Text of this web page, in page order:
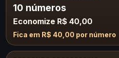
10 números
Economize R$ 40,00
Fica em R$ 40,00 por número